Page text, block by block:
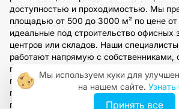
доступностью и проходимостью. Мы
площадью от 500 до 3000 м² по цене
идеальные под строительство офисных
центров или складов. Наши
работают напрямую с собственниками,
полное юридическое сопровождение и
под ваши задачи. Оставьте заявку на
получить персональную консультацию и
просмотр в течение 1-2 рабочих дней.
Мы используем куки для
на нашем сайте.
Принять все